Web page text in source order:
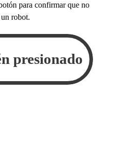
para confirmar que no
un robot.